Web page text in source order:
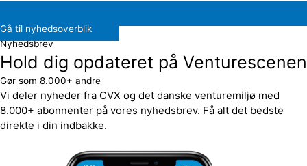
Gå til nyhedsoverblik
Nyhedsbrev
Hold dig opdateret på Venturescenen
Gør som 8.000+ andre
Vi deler nyheder fra CVX og det danske venturemiljø med
8.000+ abonnenter på vores nyhedsbrev. Få alt det bedste
direkte i din indbakke.